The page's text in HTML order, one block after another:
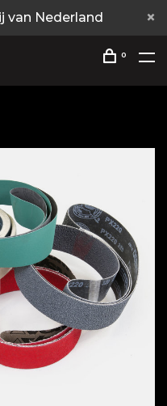
van Nederland
0